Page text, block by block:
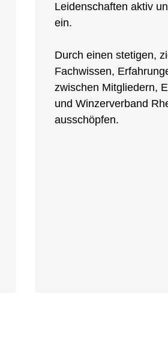
Leidenschaften aktiv
ein.
Durch einen stetigen,
Fachwissen,
zwischen Mitgliedern,
und Winzerverband
ausschöpfen.